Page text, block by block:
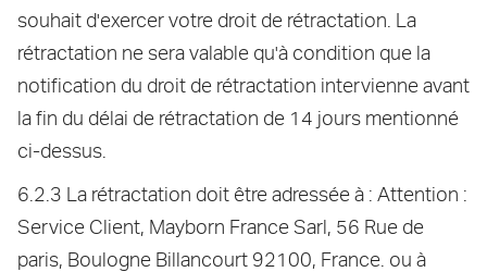
souhait d'exercer votre droit de rétractation. La
rétractation ne sera valable qu'à condition que la
notification du droit de rétractation intervienne avant
la fin du délai de rétractation de 14 jours mentionné
ci-dessus.
6.2.3 La rétractation doit être adressée à : Attention :
Service Client, Mayborn France Sarl, 56 Rue de
paris, Boulogne Billancourt 92100, France. ou à